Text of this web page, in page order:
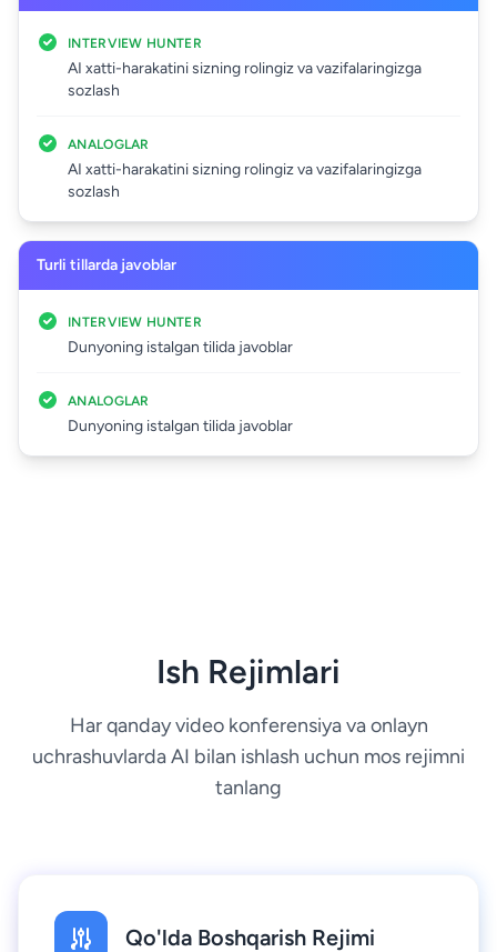
INTERVIEW HUNTER
AI xatti-harakatini sizning rolingiz va vazifalaringizga
sozlash
ANALOGLAR
AI xatti-harakatini sizning rolingiz va vazifalaringizga
sozlash
Turli tillarda javoblar
INTERVIEW HUNTER
Dunyoning istalgan tilida javoblar
ANALOGLAR
Dunyoning istalgan tilida javoblar
Ish Rejimlari
Har qanday video konferensiya va onlayn
uchrashuvlarda AI bilan ishlash uchun mos rejimni
tanlang
Qo'lda Boshqarish Rejimi